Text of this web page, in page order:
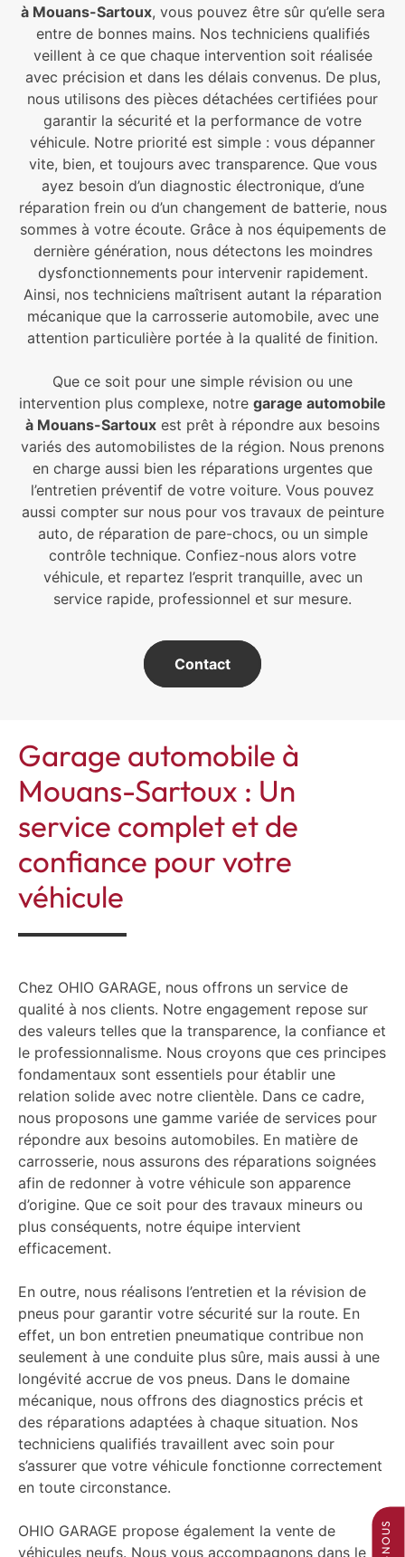
à Mouans-Sartoux, vous pouvez être sûr qu’elle sera
entre de bonnes mains. Nos techniciens qualifiés
veillent à ce que chaque intervention soit réalisée
avec précision et dans les délais convenus. De plus,
nous utilisons des pièces détachées certifiées pour
garantir la sécurité et la performance de votre
véhicule. Notre priorité est simple : vous dépanner
vite, bien, et toujours avec transparence. Que vous
ayez besoin d’un diagnostic électronique, d’une
réparation frein ou d’un changement de batterie, nous
sommes à votre écoute. Grâce à nos équipements de
dernière génération, nous détectons les moindres
dysfonctionnements pour intervenir rapidement.
Ainsi, nos techniciens maîtrisent autant la réparation
mécanique que la carrosserie automobile, avec une
attention particulière portée à la qualité de finition.
Que ce soit pour une simple révision ou une
intervention plus complexe, notre garage automobile
à Mouans-Sartoux est prêt à répondre aux besoins
variés des automobilistes de la région. Nous prenons
en charge aussi bien les réparations urgentes que
l’entretien préventif de votre voiture. Vous pouvez
aussi compter sur nous pour vos travaux de peinture
auto, de réparation de pare-chocs, ou un simple
contrôle technique. Confiez-nous alors votre
véhicule, et repartez l’esprit tranquille, avec un
service rapide, professionnel et sur mesure.
Contact
Garage automobile à
Mouans-Sartoux : Un
service complet et de
confiance pour votre
véhicule
Chez OHIO GARAGE, nous offrons un service de
qualité à nos clients. Notre engagement repose sur
des valeurs telles que la transparence, la confiance et
le professionnalisme. Nous croyons que ces principes
fondamentaux sont essentiels pour établir une
relation solide avec notre clientèle. Dans ce cadre,
nous proposons une gamme variée de services pour
répondre aux besoins automobiles. En matière de
carrosserie, nous assurons des réparations soignées
afin de redonner à votre véhicule son apparence
d’origine. Que ce soit pour des travaux mineurs ou
plus conséquents, notre équipe intervient
efficacement.
En outre, nous réalisons l’entretien et la révision de
pneus pour garantir votre sécurité sur la route. En
effet, un bon entretien pneumatique contribue non
seulement à une conduite plus sûre, mais aussi à une
longévité accrue de vos pneus. Dans le domaine
mécanique, nous offrons des diagnostics précis et
des réparations adaptées à chaque situation. Nos
techniciens qualifiés travaillent avec soin pour
s’assurer que votre véhicule fonctionne correctement
en toute circonstance.
OHIO GARAGE propose également la vente de
véhicules neufs. Nous vous accompagnons dans le